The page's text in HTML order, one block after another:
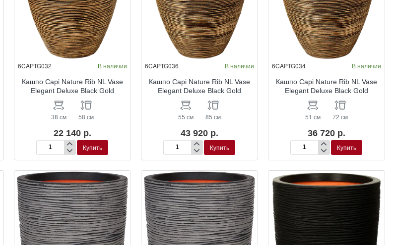
6CAPTG032 В наличии
Кашпо Capi Nature Rib NL Vase
Elegant Deluxe Black Gold
38 см 58 см
22 140 р.
Кашпо
Capi
Nature
NL
Vase
Elegant
Deluxe
Black
Gold
Купить
6CAPTG036 В наличии
Кашпо Capi Nature Rib NL Vase
Elegant Deluxe Black Gold
55 см 85 см
43 920 р.
Кашпо
Capi
Nature
NL
Vase
Elegant
Deluxe
Black
Gold
Купить
6CAPTG034 В наличии
Кашпо Capi Nature Rib NL Vase
Elegant Deluxe Black Gold
51 см 72 см
36 720 р.
Кашпо
Capi
Nature
Rib
NL
Vase
Elegant
Deluxe
Black
Gold
Купить